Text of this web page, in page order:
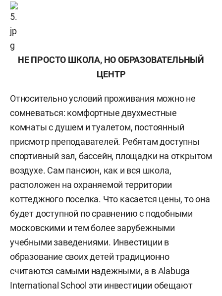
НЕ ПРОСТО ШКОЛА, НО ОБРАЗОВАТЕЛЬНЫЙ
ЦЕНТР
Относительно условий проживания можно не
сомневаться: комфортные двухместные
комнаты с душем и туалетом, постоянный
присмотр преподавателей. Ребятам доступны
спортивный зал, бассейн, площадки на открытом
воздухе. Сам пансион, как и вся школа,
расположен на охраняемой территории
коттеджного поселка. Что касается цены, то она
будет доступной по сравнению с подобными
московскими и тем более зарубежными
учебными заведениями. Инвестиции в
образование своих детей традиционно
считаются самыми надежными, а в Alabuga
International School эти инвестиции обещают